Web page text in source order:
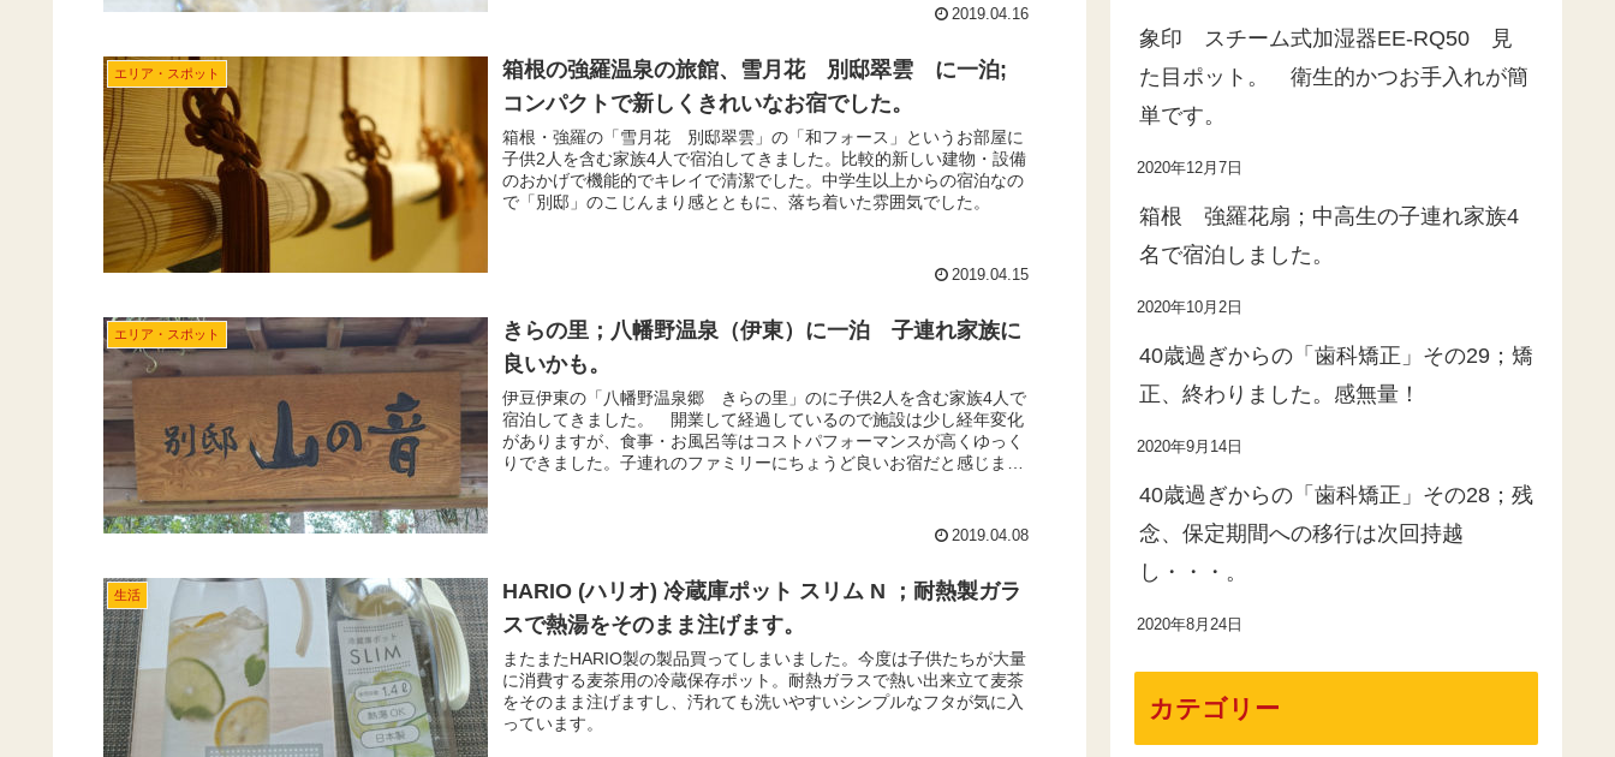
2019.04.16
エリア・スポット
箱根の強羅温泉の旅館、雪月花 別邸翠雲 に一泊;
コンパクトで新しくきれいなお宿でした。
箱根・強羅の「雪月花 別邸翠雲」の「和フォース」というお部屋に
子供2人を含む家族4人で宿泊してきました。比較的新しい建物・設備
のおかげで機能的でキレイで清潔でした。中学生以上からの宿泊なの
で「別邸」のこじんまり感とともに、落ち着いた雰囲気でした。
2019.04.15
エリア・スポット
きらの里；八幡野温泉（伊東）に一泊 子連れ家族に
良いかも。
伊豆伊東の「八幡野温泉郷 きらの里」のに子供2人を含む家族4人で
宿泊してきました。 開業して経過しているので施設は少し経年変化
がありますが、食事・お風呂等はコストパフォーマンスが高くゆっく
りできました。子連れのファミリーにちょうど良いお宿だと感じまし
2019.04.08
生活
HARIO (ハリオ) 冷蔵庫ポット スリム N ；耐熱製ガラ
スで熱湯をそのまま注げます。
またまたHARIO製の製品買ってしまいました。今度は子供たちが大量
に消費する麦茶用の冷蔵保存ポット。耐熱ガラスで熱い出来立て麦茶
をそのまま注げますし、汚れても洗いやすいシンプルなフタが気に入
っています。
象印 スチーム式加湿器EE-RQ50 見
た目ポット。 衛生的かつお手入れが簡
単です。
2020年12月7日
箱根 強羅花扇；中高生の子連れ家族4
名で宿泊しました。
2020年10月2日
40歳過ぎからの「歯科矯正」その29；矯
正、終わりました。感無量！
2020年9月14日
40歳過ぎからの「歯科矯正」その28；残
念、保定期間への移行は次回持越
し・・・。
2020年8月24日
カテゴリー